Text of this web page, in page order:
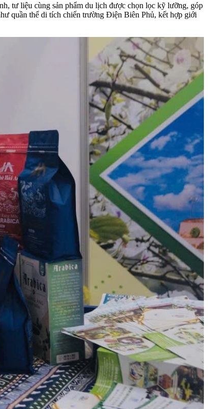
tư liệu cùng sản phẩm du lịch được chọn lọc kỹ lưỡng, góp
quần thể di tích chiến trường Điện Biên Phủ, kết hợp giới